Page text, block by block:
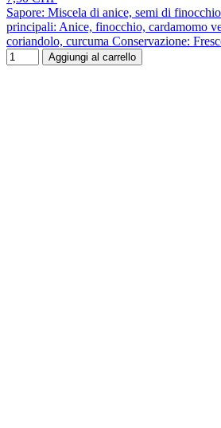
Sapore: Miscela di anice, semi di
principali: Anice, finocchio, cardamomo
coriandolo, curcuma Conservazione:
Aggiungi al carrello